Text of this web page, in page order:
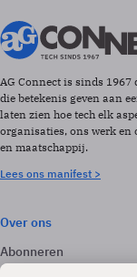
AG Connect is sinds
die betekenis geven aan
laten zien hoe tech elk
organisaties, ons werk en
en maatschappij.
Lees ons manifest >
Over ons
Abonneren
Adverteren